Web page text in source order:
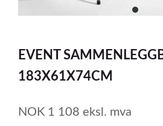
item
of
1
EVENT
183X61X74CM
NOK 1 108 eksl. mva